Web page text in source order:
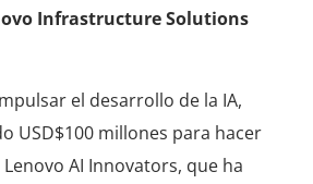
Infrastructure Solutions
el desarrollo de la IA,
USD$100 millones para hacer
AI Innovators, que ha